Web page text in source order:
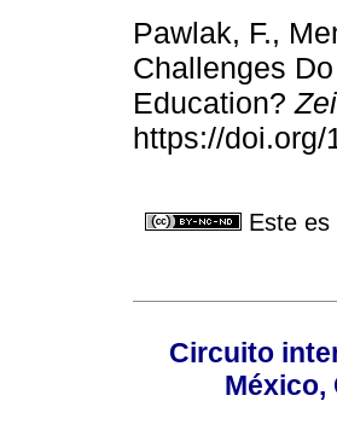
Pawlak, F.,
Challenges
Education?
https://
Este es
Circuito
México,